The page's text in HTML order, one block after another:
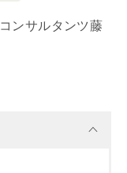
ンサルタンツ藤